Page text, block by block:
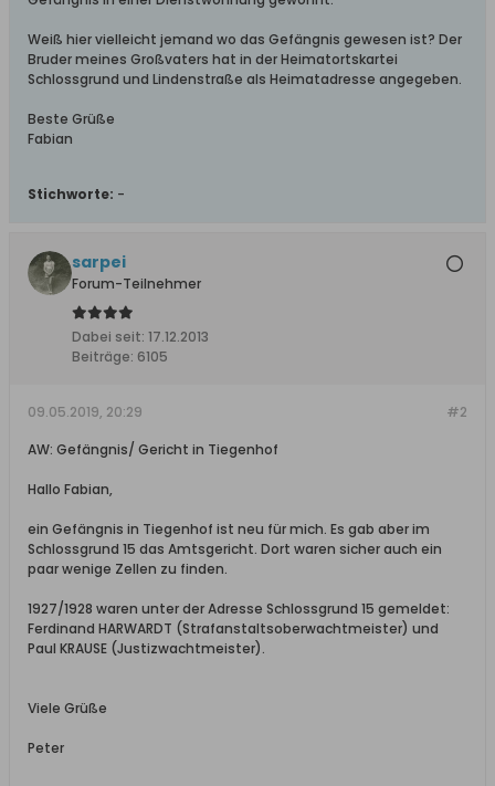
Weiß hier vielleicht jemand wo das Gefängnis gewesen ist? Der
Bruder meines Großvaters hat in der Heimatortskartei
Schlossgrund und Lindenstraße als Heimatadresse angegeben.
Beste Grüße
Fabian
Stichworte: -
sarpei
Forum-Teilnehmer
Dabei seit: 17.12.2013
Beiträge: 6105
#2
09.05.2019, 20:29
AW: Gefängnis/ Gericht in Tiegenhof
Hallo Fabian,
ein Gefängnis in Tiegenhof ist neu für mich. Es gab aber im
Schlossgrund 15 das Amtsgericht. Dort waren sicher auch ein
paar wenige Zellen zu finden.
1927/1928 waren unter der Adresse Schlossgrund 15 gemeldet:
Ferdinand HARWARDT (Strafanstaltsoberwachtmeister) und
Paul KRAUSE (Justizwachtmeister).
Viele Grüße
Peter